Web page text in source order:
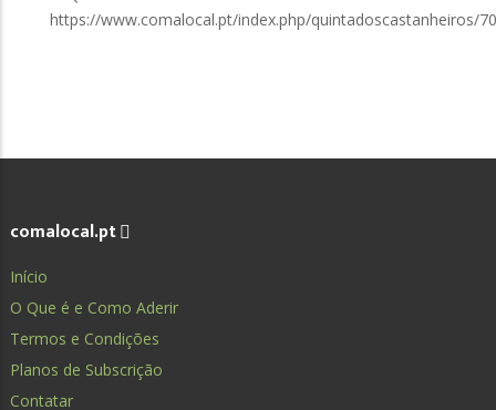
comalocal.pt
Início
O Que é e Como Aderir
Termos e Condições
Planos de Subscrição
Contatar